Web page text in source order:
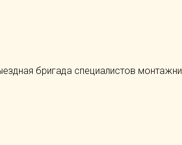
бригада специалистов